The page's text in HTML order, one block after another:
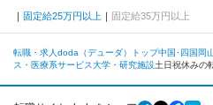
固定給25万円以上 固定給35万円以上
転職・求人doda（デューダ）トップ中国･四国 岡
ス・医療系サービス大学・研究施設土日祝休みの